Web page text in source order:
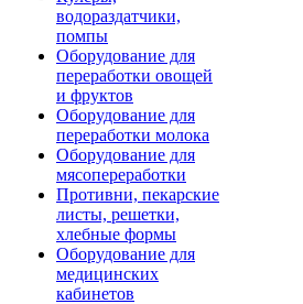
водораздатчики,
помпы
Оборудование для
переработки овощей
и фруктов
Оборудование для
переработки молока
Оборудование для
мясопереработки
Противни, пекарские
листы, решетки,
хлебные формы
Оборудование для
медицинских
кабинетов